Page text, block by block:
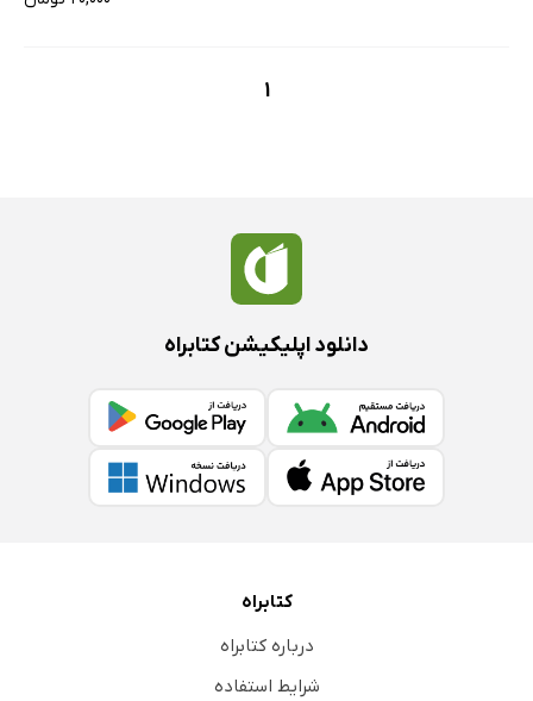
1
دانلود اپلیکیشن کتابراه
کتابراه
درباره کتابراه
شرایط استفاده